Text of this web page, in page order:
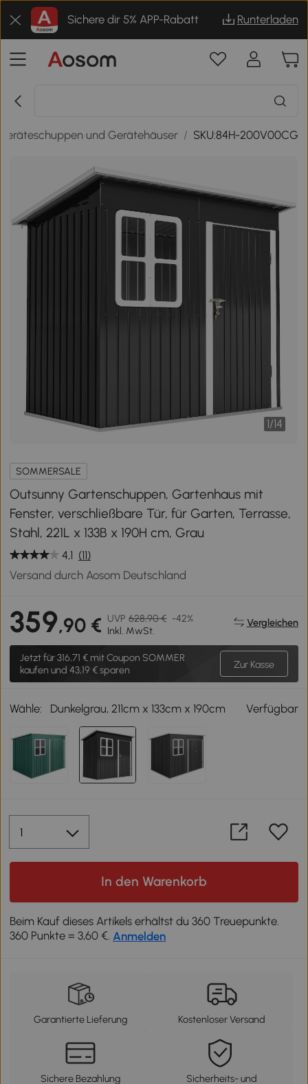
Sichere dir 5% APP-Rabatt Runterladen
und Gerätehäuser / SKU:84H-200V00CG
1/14
SOMMERSALE
Outsunny Gartenschuppen, Gartenhaus mit
Fenster, verschließbare Tür, für Garten, Terrasse,
Stahl, 221L x 133B x 190H cm, Grau
4,1 (11)
Versand durch Aosom Deutschland
359,90 € UVP 628,90 € -42%
Inkl. MwSt.
Vergleichen
Jetzt für316,71 €mit Coupon SOMMER
kaufen und 43,19 € sparen
Zur Kasse
Wähle: Dunkelgrau, 211cm x 133cm x 190cm Verfügbar
In den Warenkorb
Beim Kauf dieses Artikels erhältst du 360 Treuepunkte.
360 Punkte = 3,60 €. Anmelden
Garantierte Lieferung Kostenloser Versand
Sichere Bezahlung
Sicherheits- und